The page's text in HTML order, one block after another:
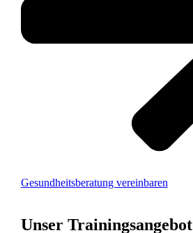
Gesundheitsberatung vereinbaren
Unser Trainingsangebot